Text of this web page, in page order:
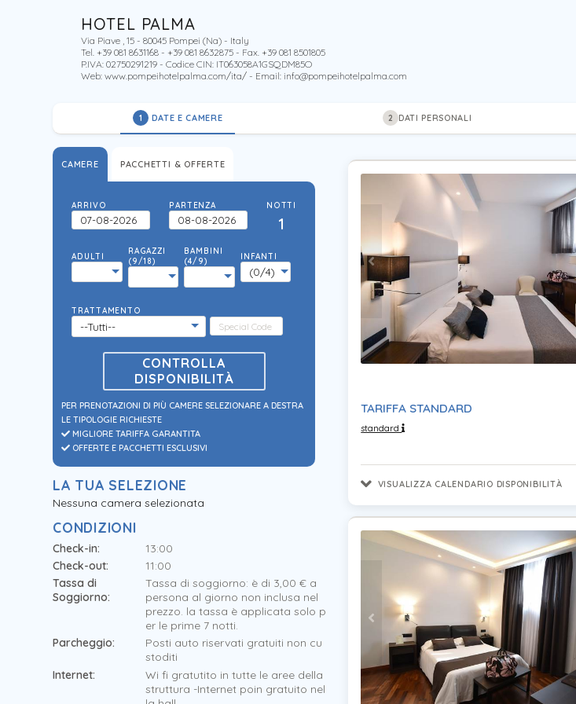
HOTEL PALMA
Via Piave , 15 - 80045 Pompei (Na) - Italy
Tel. +39 081 8631168 - +39 081 8632875 - Fax. +39 081 8501805
P.IVA: 02750291219 - Codice CIN: IT063058A1GSQDM85O
Web: www.pompeihotelpalma.com/ita/- Email: info@pompeihotelpalma.com
1 DATE E CAMERE 2 DATI PERSONALI
CAMERE PACCHETTI & OFFERTE
ARRIVO PARTENZA NOTTI
1
ADULTI
RAGAZZI
(9/18)
BAMBINI
(4/9)
INFANTI
TRATTAMENTO
PER PRENOTAZIONI DI PIÙ CAMERE SELEZIONARE A DESTRA
LE TIPOLOGIE RICHIESTE
MIGLIORE TARIFFA GARANTITA
OFFERTE E PACCHETTI ESCLUSIVI
CONTROLLA
DISPONIBILITÀ
LA TUA SELEZIONE
Nessuna camera selezionata
CONDIZIONI
Check-in:
13:00
Check-out:
11:00
Tassa di
Soggiorno:
Tassa di soggiorno: è di 3,00 € a
persona al giorno non inclusa nel
prezzo. la tassa è applicata solo p
er le prime 7 notti.
Parcheggio:
Posti auto riservati gratuiti non cu
stoditi
Internet:
Wi fi gratutito in tutte le aree della
struttura -Internet poin gratuito nel
TARIFFA STANDARD
standard
VISUALIZZA CALENDARIO DISPONIBILITÀ